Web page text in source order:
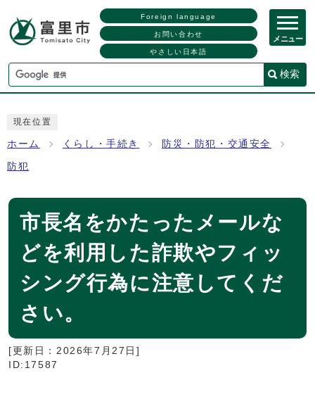
Foreign language
お問い合わせ
やさしい日本語
検索
メニュー
現在位置
ホーム くらし・手続き 防災・防犯・交通安全
防犯
市長名をかたったメールな
どを利用した詐欺やフィッ
シング行為に注意してくだ
さい。
[更新日： 2026年7月27日 ]
ID:17587